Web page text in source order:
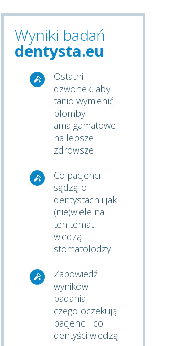
Wyniki badań
dentysta.eu
Ostatni
dzwonek, aby
tanio wymienić
plomby
amalgamatowe
na lepsze i
zdrowsze
Co pacjenci
sądzą o
dentystach i jak
(nie)wiele na
ten temat
wiedzą
stomatolodzy
Zapowiedź
wyników
badania –
czego oczekują
pacjenci i co
dentyści wiedzą